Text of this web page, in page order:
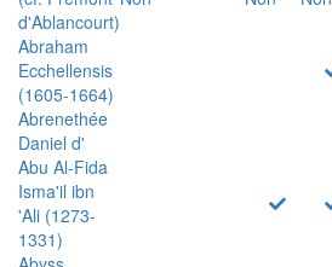
d'Ablancourt)
Abraham
Ecchellensis
(1605-1664)
Abrenethée
Daniel d'
Abu Al-Fida
Isma'il ibn
'Ali (1273-
1331)